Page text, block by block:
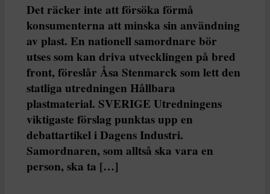
Det räcker inte att försöka förmå
konsumenterna att minska sin användning
av plast. En nationell samordnare bör
utses som kan driva utvecklingen på bred
front, föreslår Åsa Stenmarck som lett den
statliga utredningen Hållbara
plastmaterial. SVERIGE Utredningens
viktigaste förslag punktas upp en
debattartikel i Dagens Industri.
Samordnaren, som alltså ska vara en
person, ska ta […]